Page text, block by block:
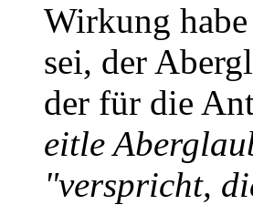
Wirkung
sei, der
der für die
eitle
"verspricht,